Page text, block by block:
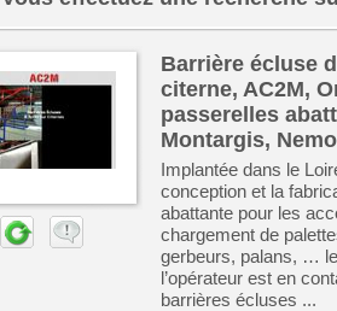
Barrière écluse
citerne, AC2M,
passerelles
Montargis,
Implantée dans le
conception et la
abattante pour les
chargement de
gerbeurs, palans, …
l’opérateur est en
barrières écluses ...